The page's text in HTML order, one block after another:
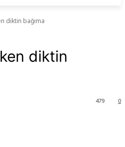
diktin bağıma
diktin
0
479